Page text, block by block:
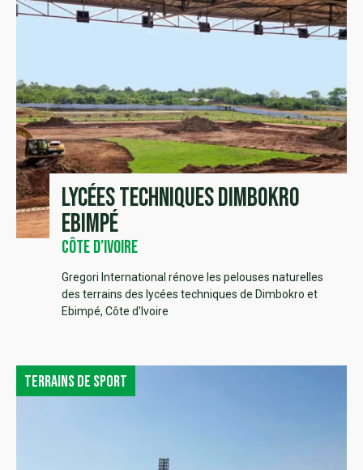
Lycées Techniques Dimbokro
Ebimpé
Côte d’Ivoire
Gregori International rénove les pelouses naturelles
des terrains des lycées techniques de Dimbokro et
Ebimpé, Côte d'Ivoire
Terrains de sport